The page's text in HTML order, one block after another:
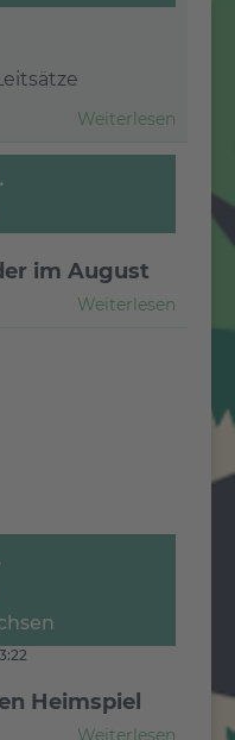
Weiterlesen
Weiterlesen
im August
Weiterlesen
Heimspiel